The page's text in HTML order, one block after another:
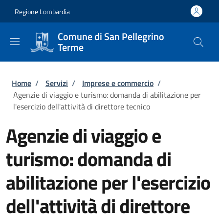
Regione Lombardia
Comune di San Pellegrino
Terme
Briciole di pane
Home / Servizi / Imprese e commercio /
Agenzie di viaggio e turismo: domanda di abilitazione per
l'esercizio dell'attività di direttore tecnico
Agenzie di viaggio e
turismo: domanda di
abilitazione per l'esercizio
dell'attività di direttore